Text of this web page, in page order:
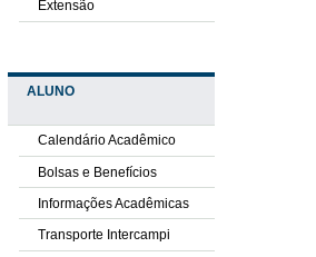
Extensão
ALUNO
Calendário Acadêmico
Bolsas e Benefícios
Informações Acadêmicas
Transporte Intercampi